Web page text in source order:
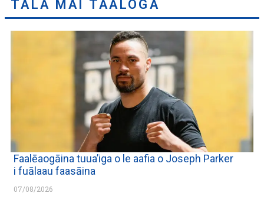
TALA MAI TAALOGA
Faalēaogāina tuua’iga o le aafia o Joseph Parker
i fuālaau faasāina
07/08/2026